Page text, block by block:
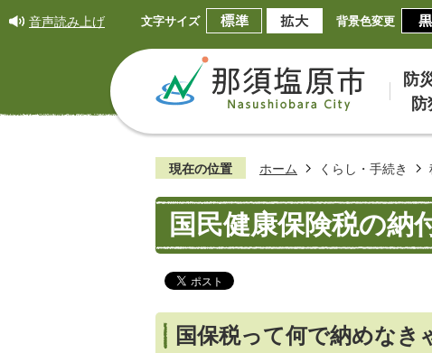
音声読み上げ 文字サイズ 背景色変更
防
現在の位置 ホーム くらし・手続き
国民健康保険税の納
国保税って何で納めなき